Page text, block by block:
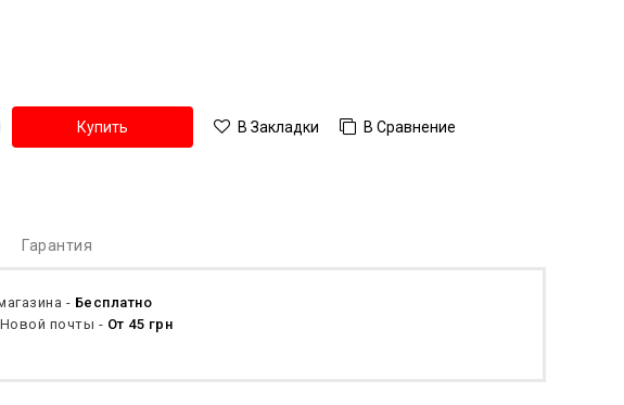
Купить В Закладки В Сравнение
Гарантия
- Бесплатно
почты - От 45 грн